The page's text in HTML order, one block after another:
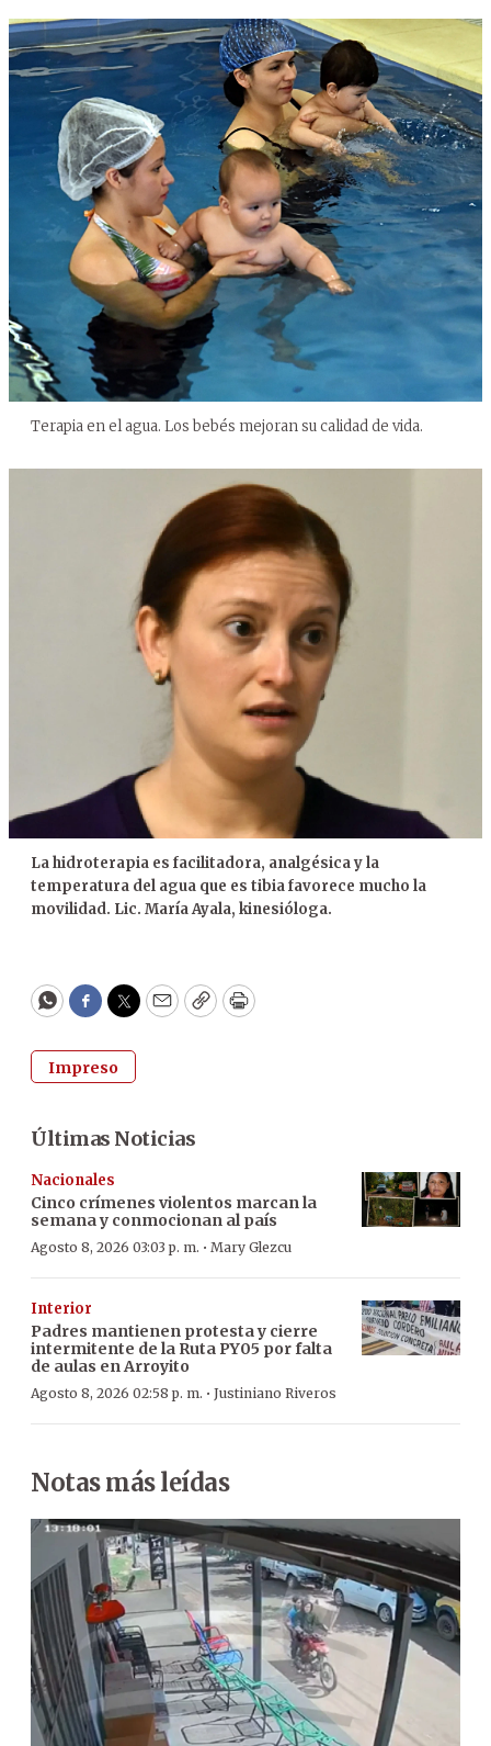
Terapia en el agua. Los bebés mejoran su calidad de vida.
La hidroterapia es facilitadora, analgésica y la
temperatura del agua que es tibia favorece mucho la
movilidad. Lic. María Ayala, kinesióloga.
WhatsApp
Facebook
Twitter
EmailCopyPrint
Impreso
Últimas Noticias
Nacionales
Cinco crímenes violentos marcan la
semana y conmocionan al país
Agosto 8, 2026 03:03 p. m. · Mary Glezcu
Interior
Padres mantienen protesta y cierre
intermitente de la Ruta PY05 por falta
de aulas en Arroyito
Agosto 8, 2026 02:58 p. m. · Justiniano Riveros
Notas más leídas